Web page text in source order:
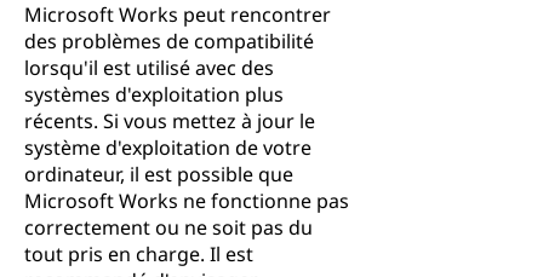
Microsoft Works peut rencontrer
des problèmes de compatibilité
lorsqu'il est utilisé avec des
systèmes d'exploitation plus
récents. Si vous mettez à jour le
système d'exploitation de votre
ordinateur, il est possible que
Microsoft Works ne fonctionne pas
correctement ou ne soit pas du
tout pris en charge. Il est